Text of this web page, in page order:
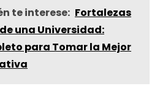
te interese: Fortalezas
una Universidad:
para Tomar la Mejor